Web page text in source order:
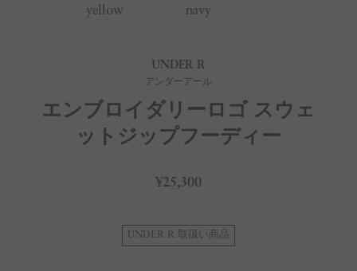
yellow navy
UNDER R
アンダーアール
エンブロイダリーロゴ スウェ
ットジップフーディー
¥25,300
UNDER R 取扱い商品